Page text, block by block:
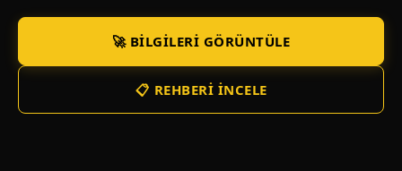
🚀 BILGILERI GÖRÜNTÜLE
📋 REHBERI İNCELE